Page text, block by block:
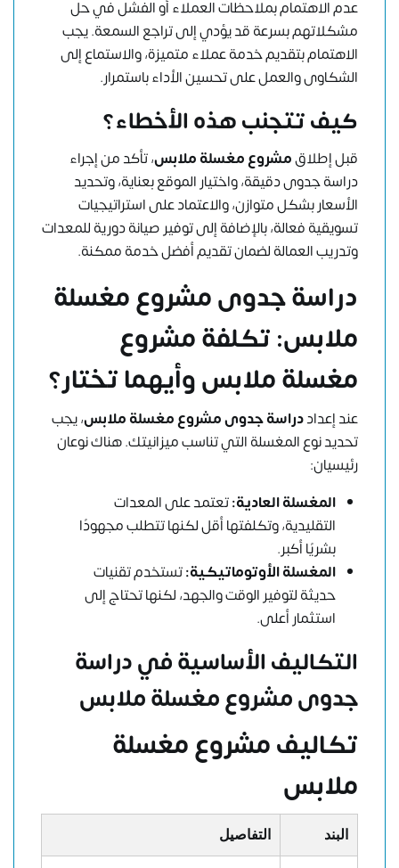
عدم الاهتمام بملاحظات العملاء أو الفشل في حل
مشكلاتهم بسرعة قد يؤدي إلى تراجع السمعة. يجب
الاهتمام بتقديم خدمة عملاء متميزة، والاستماع إلى
الشكاوى والعمل على تحسين الأداء باستمرار.
كيف تتجنب هذه الأخطاء؟
قبل إطلاقمشروع مغسلة ملابس، تأكد من إجراء
دراسة جدوى دقيقة، واختيار الموقع بعناية، وتحديد
الأسعار بشكل متوازن، والاعتماد على استراتيجيات
تسويقية فعالة، بالإضافة إلى توفير صيانة دورية للمعدات
وتدريب العمالة لضمان تقديم أفضل خدمة ممكنة.
دراسة جدوى مشروع مغسلة
ملابس: تكلفة مشروع
مغسلة ملابس وأيهما تختار؟
عند إعداددراسة جدوى مشروع مغسلة ملابس، يجب
تحديد نوع المغسلة التي تناسب ميزانيتك. هناك نوعان
رئيسيان:
المغسلة العادية:تعتمد على المعدات
التقليدية، وتكلفتها أقل لكنها تتطلب مجهودًا
بشريًا أكبر.
المغسلة الأوتوماتيكية:تستخدم تقنيات
حديثة لتوفير الوقت والجهد، لكنها تحتاج إلى
استثمار أعلى.
التكاليف الأساسية في دراسة
جدوى مشروع مغسلة ملابس
تكاليف مشروع مغسلة
ملابس
البند التفاصيل